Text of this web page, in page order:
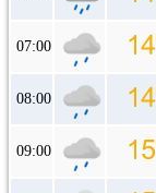
07:00
08:00
09:00